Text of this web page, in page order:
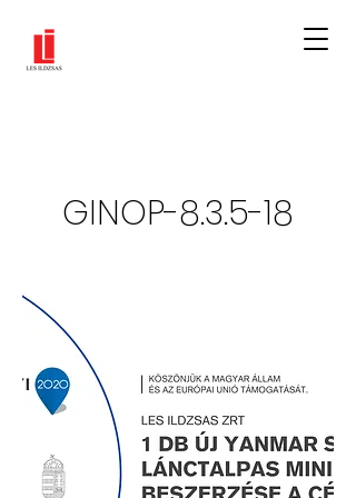
GINOP-8.3.5-18